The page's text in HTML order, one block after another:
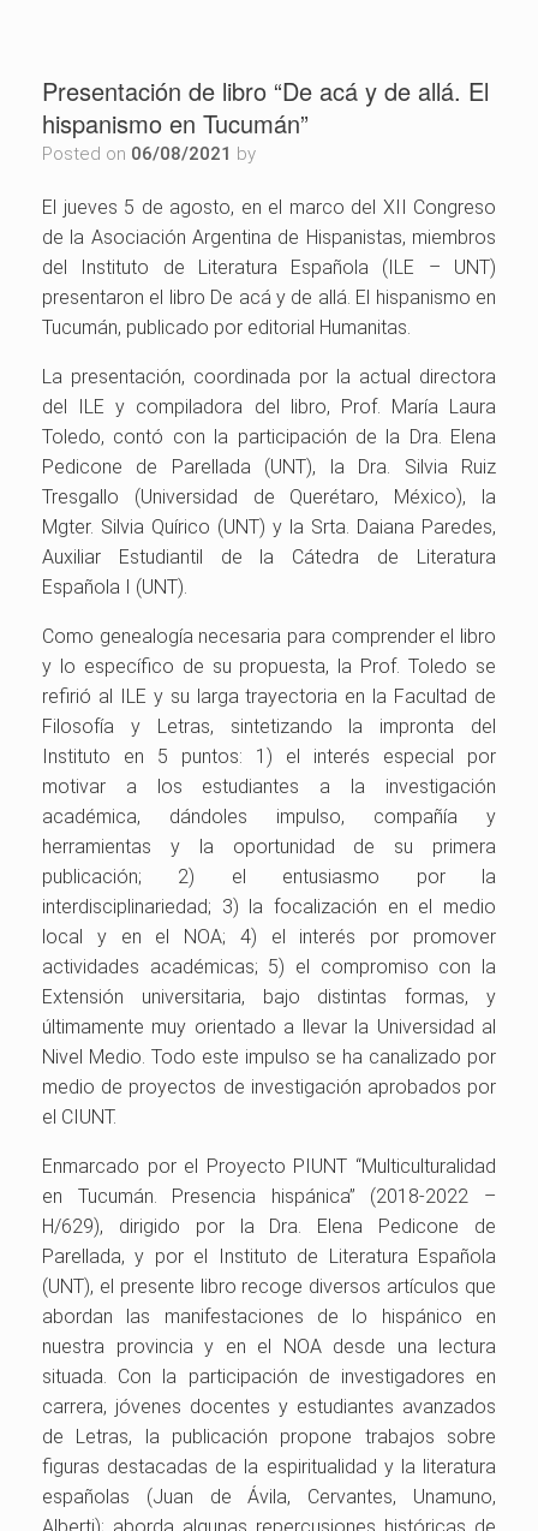
Presentación de libro “De acá y de allá. El
hispanismo en Tucumán”
Posted on 06/08/2021 by
El jueves 5 de agosto, en el marco del XII Congreso
de la Asociación Argentina de Hispanistas, miembros
del Instituto de Literatura Española (ILE – UNT)
presentaron el libro De acá y de allá. El hispanismo en
Tucumán, publicado por editorial Humanitas.
La presentación, coordinada por la actual directora
del ILE y compiladora del libro, Prof. María Laura
Toledo, contó con la participación de la Dra. Elena
Pedicone de Parellada (UNT), la Dra. Silvia Ruiz
Tresgallo (Universidad de Querétaro, México), la
Mgter. Silvia Quírico (UNT) y la Srta. Daiana Paredes,
Auxiliar Estudiantil de la Cátedra de Literatura
Española I (UNT).
Como genealogía necesaria para comprender el libro
y lo específico de su propuesta, la Prof. Toledo se
refirió al ILE y su larga trayectoria en la Facultad de
Filosofía y Letras, sintetizando la impronta del
Instituto en 5 puntos: 1) el interés especial por
motivar a los estudiantes a la investigación
académica, dándoles impulso, compañía y
herramientas y la oportunidad de su primera
publicación; 2) el entusiasmo por la
interdisciplinariedad; 3) la focalización en el medio
local y en el NOA; 4) el interés por promover
actividades académicas; 5) el compromiso con la
Extensión universitaria, bajo distintas formas, y
últimamente muy orientado a llevar la Universidad al
Nivel Medio. Todo este impulso se ha canalizado por
medio de proyectos de investigación aprobados por
el CIUNT.
Enmarcado por el Proyecto PIUNT “Multiculturalidad
en Tucumán. Presencia hispánica” (2018-2022 –
H/629), dirigido por la Dra. Elena Pedicone de
Parellada, y por el Instituto de Literatura Española
(UNT), el presente libro recoge diversos artículos que
abordan las manifestaciones de lo hispánico en
nuestra provincia y en el NOA desde una lectura
situada. Con la participación de investigadores en
carrera, jóvenes docentes y estudiantes avanzados
de Letras, la publicación propone trabajos sobre
figuras destacadas de la espiritualidad y la literatura
españolas (Juan de Ávila, Cervantes, Unamuno,